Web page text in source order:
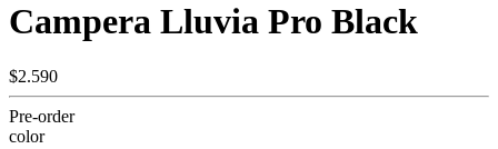
Campera Lluvia Pro Black
$2.590
Pre-order
color